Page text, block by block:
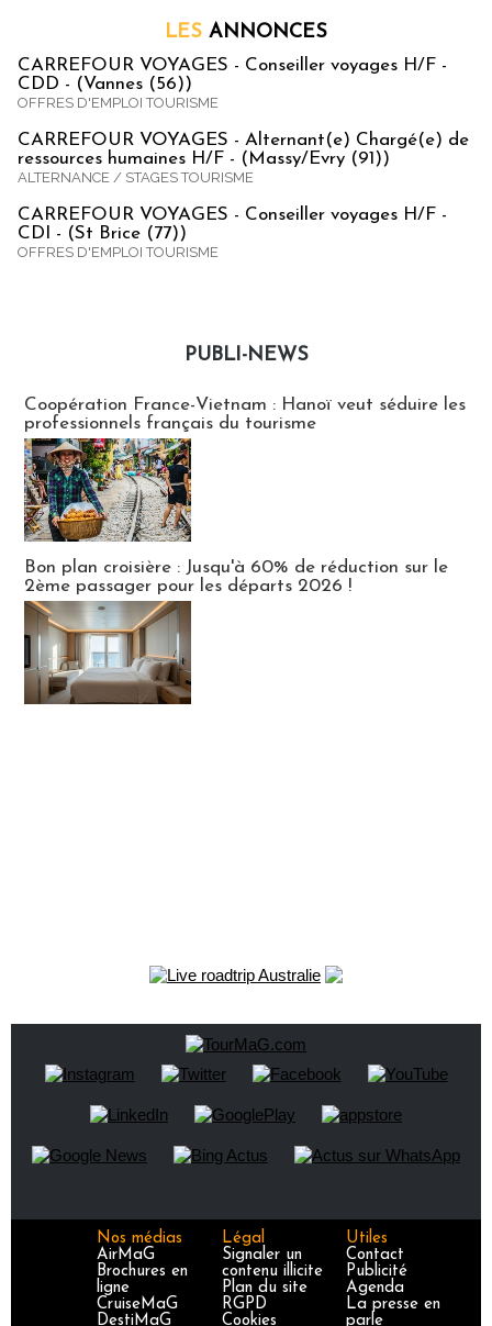
LES ANNONCES
CARREFOUR VOYAGES - Conseiller voyages H/F -
CDD - (Vannes (56))
OFFRES D'EMPLOI TOURISME
CARREFOUR VOYAGES - Alternant(e) Chargé(e) de
ressources humaines H/F - (Massy/Evry (91))
ALTERNANCE / STAGES TOURISME
CARREFOUR VOYAGES - Conseiller voyages H/F -
CDI - (St Brice (77))
OFFRES D'EMPLOI TOURISME
PUBLI-NEWS
Coopération France-Vietnam : Hanoï veut séduire les
professionnels français du tourisme
Bon plan croisière : Jusqu'à 60% de réduction sur le
2ème passager pour les départs 2026 !
Nos médias
AirMaG
Brochures en
ligne
CruiseMaG
DestiMaG
Légal
Signaler un
contenu illicite
Plan du site
RGPD
Cookies
Utiles
Contact
Publicité
Agenda
La presse en
parle